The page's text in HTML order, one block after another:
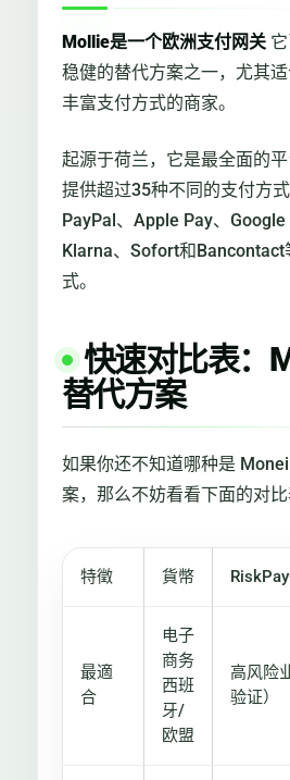
Mollie是一个欧洲支付网关
稳健的替代方案之一，尤其
丰富支付方式的商家。
起源于荷兰，它是最全面的
提供超过35种不同的支付方式
PayPal、Apple Pay、Google
Klarna、Sofort和Bancontact
式。
快速对比表：
替代方案
如果你还不知道哪种是
案，那么不妨看看下面的对比
特徵 貨幣
最適
合
电子
商务
西班
牙/
欧盟
高风险
验证）